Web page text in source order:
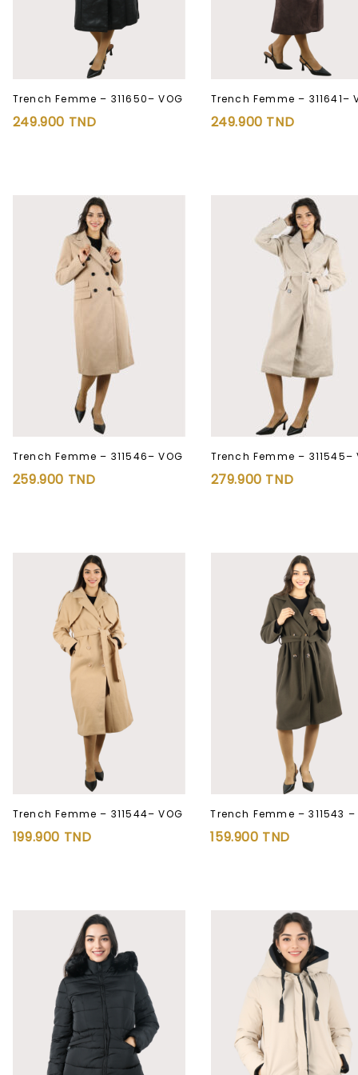
Trench Femme – 311650– VOG
249.900 TND
Trench Femme – 311641–
249.900 TND
Trench Femme – 311546– VOG
259.900 TND
Trench Femme – 311545–
279.900 TND
Trench Femme – 311544– VOG
199.900 TND
Trench Femme – 311543 –
159.900 TND